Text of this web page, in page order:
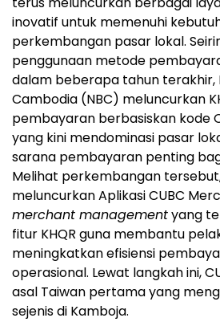
inovatif untuk memenuhi
perkembangan pasar lokal.
penggunaan metode
dalam beberapa tahun terakhir,
Cambodia (NBC) meluncurkan
pembayaran berbasiskan kode
yang kini mendominasi pasar
sarana pembayaran penting
Melihat perkembangan tersebut,
meluncurkan Aplikasi CUBC
merchant managementyang
fitur KHQR guna membantu
meningkatkan efisiensi
operasional. Lewat langkah ini,
asal Taiwan pertama yang
sejenis di Kamboja.